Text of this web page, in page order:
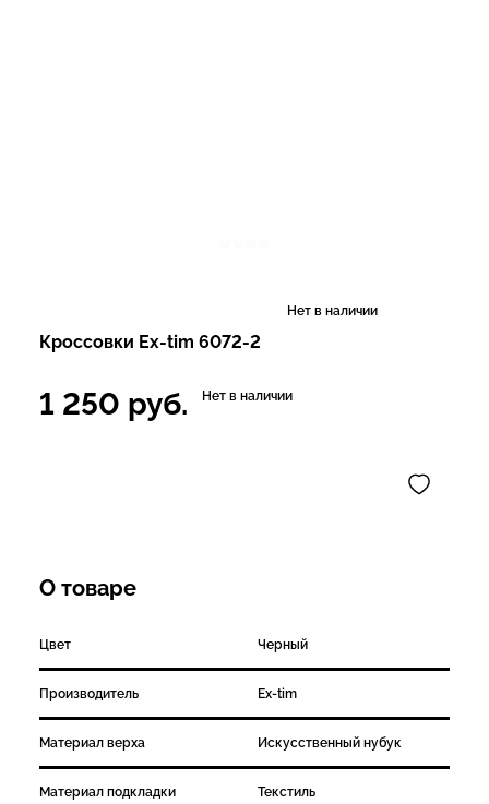
Нет в наличии
Кроссовки Ex-tim 6072-2
1 250 руб. Нет в наличии
О товаре
Цвет Черный
Производитель Ex-tim
Материал верха Искусственный нубук
Материал подкладки Текстиль